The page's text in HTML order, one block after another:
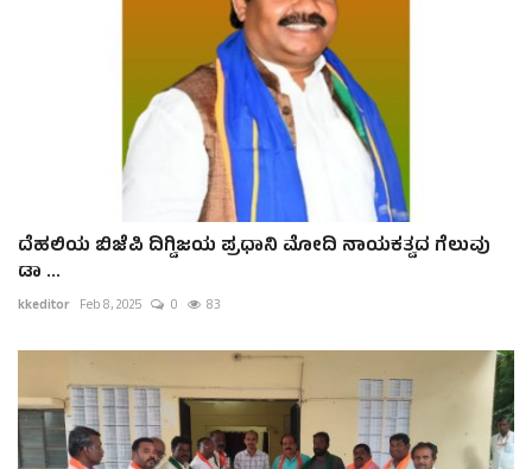
ದೆಹಲಿಯ ಬಿಜೆಪಿ ದಿಗ್ವಿಜಯ ಪ್ರಧಾನಿ ಮೋದಿ ನಾಯಕತ್ವದ ಗೆಲುವು
ಡಾ ...
kkeditor Feb 8, 2025 0 83